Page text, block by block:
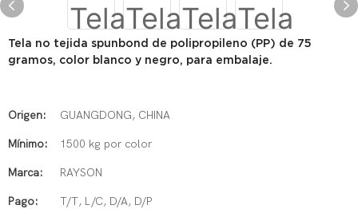
Tela no tejida spunbond de polipropileno (PP) de 75
gramos, color blanco y negro, para embalaje.
Origen: GUANGDONG, CHINA
Mínimo: 1500 kg por color
Marca: RAYSON
Pago: T/T, L/C, D/A, D/P